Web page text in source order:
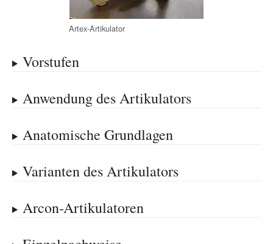
Artex-Artikulator
Vorstufen
Anwendung des Artikulators
Anatomische Grundlagen
Varianten des Artikulators
Arcon-Artikulatoren